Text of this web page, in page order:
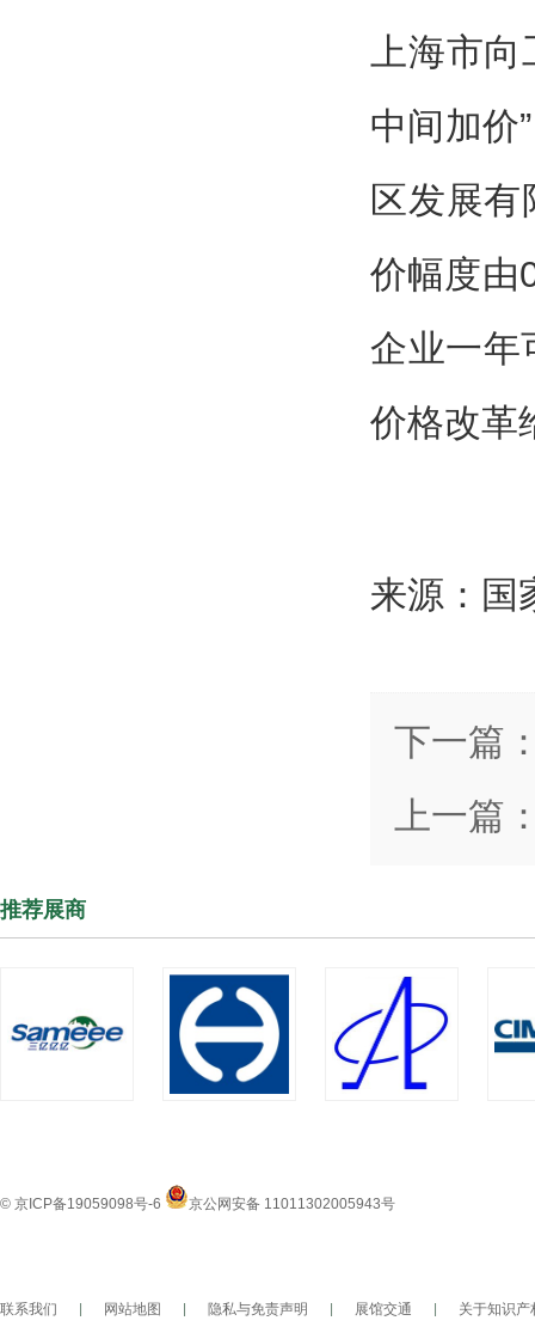
上海市向
中间加价
区发展
价幅度由
企业一年
价格改革
来源：国
下一篇
上一篇
推荐展商
© 京ICP备19059098号-6 京公网安备 11011302005943号
联系我们 网站地图 隐私与免责声明 展馆交通 关于知识